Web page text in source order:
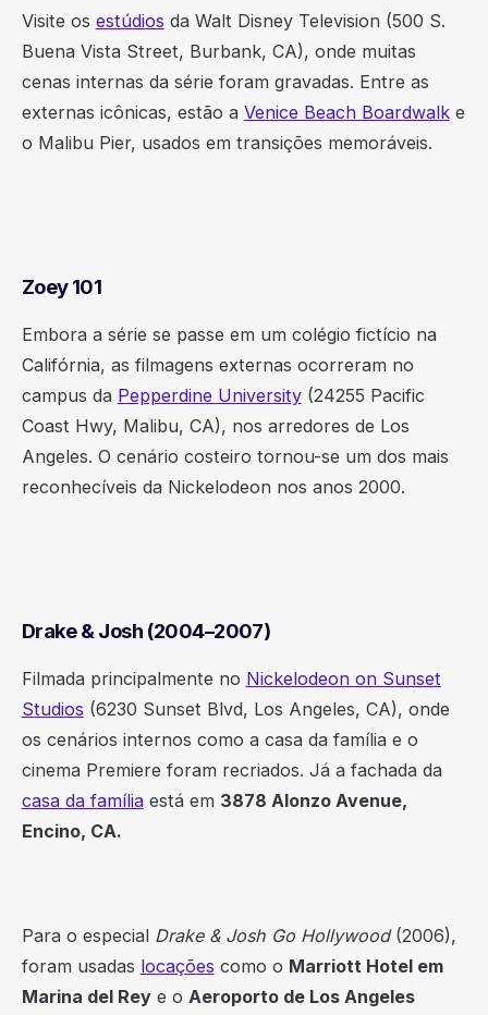
Visite os estúdios da Walt Disney Television (500 S.
Buena Vista Street, Burbank, CA), onde muitas
cenas internas da série foram gravadas. Entre as
externas icônicas, estão a Venice Beach Boardwalke
o Malibu Pier, usados em transições memoráveis.
Zoey 101
Embora a série se passe em um colégio fictício na
Califórnia, as filmagens externas ocorreram no
campus da Pepperdine University(24255 Pacific
Coast Hwy, Malibu, CA), nos arredores de Los
Angeles. O cenário costeiro tornou-se um dos mais
reconhecíveis da Nickelodeon nos anos 2000.
Drake & Josh (2004–2007)
Filmada principalmente no Nickelodeon on Sunset
Studios (6230 Sunset Blvd, Los Angeles, CA), onde
os cenários internos como a casa da família e o
cinema Premiere foram recriados. Já a fachada da
casa da famíliaestá em 3878 Alonzo Avenue,
Encino, CA.
Para o especial Drake & Josh Go Hollywood(2006),
foram usadas locações como o Marriott Hotel em
Marina del Reye o Aeroporto de Los Angeles